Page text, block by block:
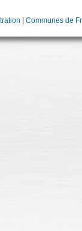
Communes de